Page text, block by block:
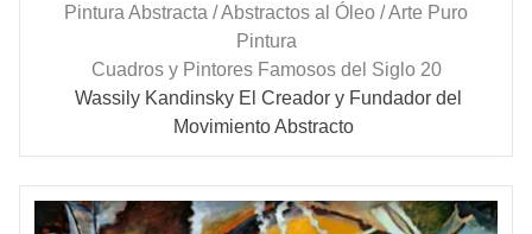
Pintura Abstracta / Abstractos al Óleo / Arte Puro
Pintura
Cuadros y Pintores Famosos del Siglo 20
Wassily Kandinsky El Creador y Fundador del
Movimiento Abstracto